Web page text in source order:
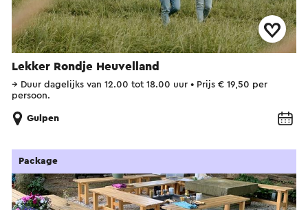
Lekker Rondje Heuvelland
→ Duur dagelijks van 12.00 tot 18.00 uur • Prijs € 19,50 per
persoon.
Gulpen
Package